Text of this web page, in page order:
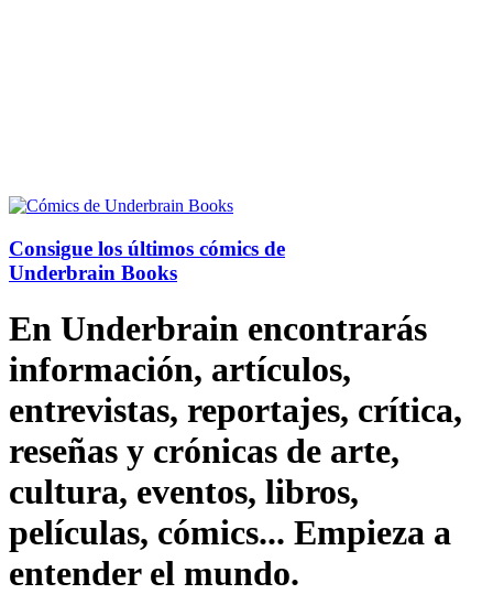
Consigue los últimos cómics de
Underbrain Books
En Underbrain encontrarás
información, artículos,
entrevistas, reportajes, crítica,
reseñas y crónicas de arte,
cultura, eventos, libros,
películas, cómics... Empieza a
entender el mundo.